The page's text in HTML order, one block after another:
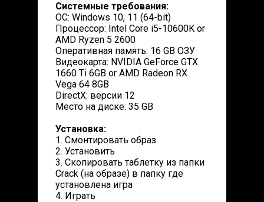
Системные требования:
ОС: Windows 10, 11 (64-bit)
Процессор: Intel Core i5-10600K or
AMD Ryzen 5 2600
Оперативная память: 16 GB ОЗУ
Видеокарта: NVIDIA GeForce GTX
1660 Ti 6GB or AMD Radeon RX
Vega 64 8GB
DirectX: версии 12
Место на диске: 35 GB
Установка:
1. Смонтировать образ
2. Установить
3. Скопировать таблетку из папки
Crack (на образе) в папку где
установлена игра
4. Играть